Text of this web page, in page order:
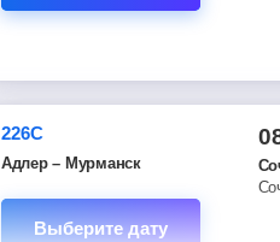
226С
Адлер – Мурманск
Выберите дату